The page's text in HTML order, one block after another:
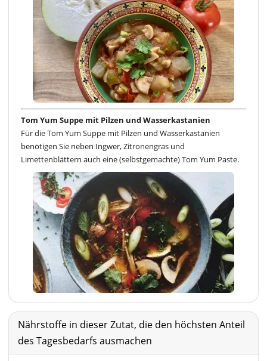
Tom Yum Suppe mit Pilzen und Wasserkastanien
Für die Tom Yum Suppe mit Pilzen und Wasserkastanien
benötigen Sie neben Ingwer, Zitronengras und
Limettenblättern auch eine (selbstgemachte) Tom Yum Paste.
Nährstoffe in dieser Zutat, die den höchsten Anteil
des Tagesbedarfs ausmachen